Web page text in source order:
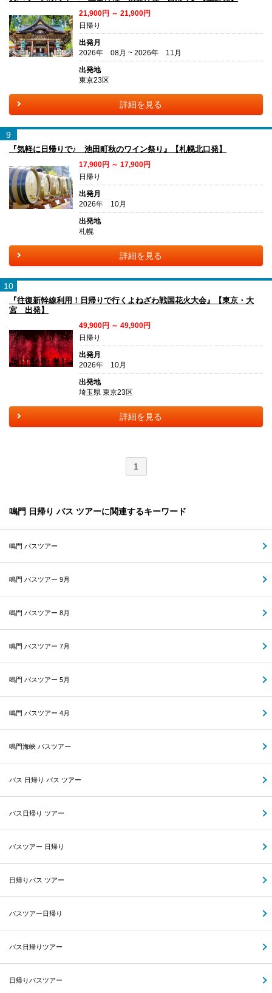
21,900円 ～ 21,900円
日帰り
出発月
2026年 08月 ~ 2026年 11月
出発地
東京23区
詳細を見る
9
『気軽に日帰りで♪ 池田町秋のワイン祭り』【札幌北口発】
17,900円 ～ 17,900円
日帰り
出発月
2026年 10月
出発地
札幌
詳細を見る
10
『往復新幹線利用！日帰りで行くよねざわ戦国花火大会』【東京・大
宮 出発】
49,900円 ～ 49,900円
日帰り
出発月
2026年 10月
出発地
埼玉県 東京23区
詳細を見る
1
鳴門 日帰り バス ツアーに関連するキーワード
鳴門 バスツアー
鳴門 バスツアー 9月
鳴門 バスツアー 8月
鳴門 バスツアー 7月
鳴門 バスツアー 5月
鳴門 バスツアー 4月
鳴門海峡 バスツアー
バス 日帰り バス ツアー
バス日帰り ツアー
バスツアー 日帰り
日帰りバス ツアー
バスツアー日帰り
バス日帰りツアー
日帰りバスツアー